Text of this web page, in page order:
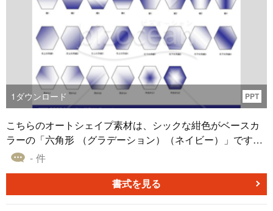
1 ダウンロード PPT
こちらのオートシェイプ素材は、シックな紺色がベースカ
ラーの「六角形 （グラデーション）（ネイビー）」です。
「対角線」「中央」「角」など、さまざまなグラデーショ
無料でダウンロードすることが可能です。 「六角形 （グラ
デーション）（ネイビー）」はPowerPointのファイル形式
- 件
書式を見る